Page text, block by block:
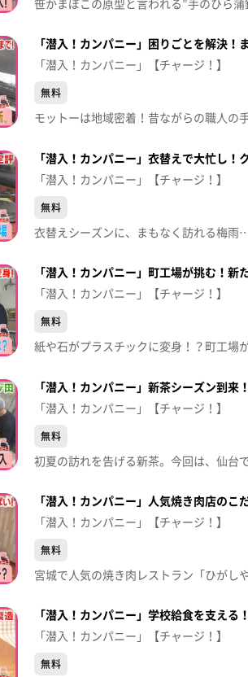
「潜入！カンパニー」困りごとを解決
「潜入！カンパニー」【チャージ！】
無料
「潜入！カンパニー」衣替えで大忙し
「潜入！カンパニー」【チャージ！】
無料
「潜入！カンパニー」町工場が挑む！新
「潜入！カンパニー」【チャージ！】
無料
「潜入！カンパニー」新茶シーズン到来
「潜入！カンパニー」【チャージ！】
無料
「潜入！カンパニー」人気焼き肉店のこ
「潜入！カンパニー」【チャージ！】
無料
「潜入！カンパニー」学校給食を支える
「潜入！カンパニー」【チャージ！】
無料